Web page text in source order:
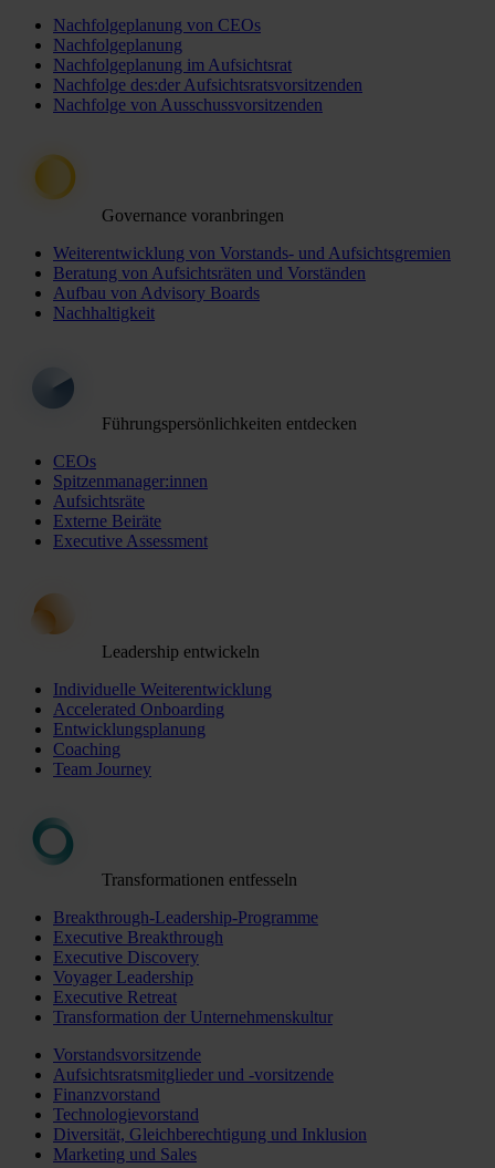
Nachfolgeplanung von CEOs
Nachfolgeplanung
Nachfolgeplanung im Aufsichtsrat
Nachfolge des:der Aufsichtsratsvorsitzenden
Nachfolge von Ausschussvorsitzenden
Governance voranbringen
Weiterentwicklung von Vorstands- und Aufsichtsgremien
Beratung von Aufsichtsräten und Vorständen
Aufbau von Advisory Boards
Nachhaltigkeit
Führungspersönlichkeiten entdecken
CEOs
Spitzenmanager:innen
Aufsichtsräte
Externe Beiräte
Executive Assessment
Leadership entwickeln
Individuelle Weiterentwicklung
Accelerated Onboarding
Entwicklungsplanung
Coaching
Team Journey
Transformationen entfesseln
Breakthrough-Leadership-Programme
Executive Breakthrough
Executive Discovery
Voyager Leadership
Executive Retreat
Transformation der Unternehmenskultur
Vorstandsvorsitzende
Aufsichtsratsmitglieder und -vorsitzende
Finanzvorstand
Technologievorstand
Diversität, Gleichberechtigung und Inklusion
Marketing und Sales